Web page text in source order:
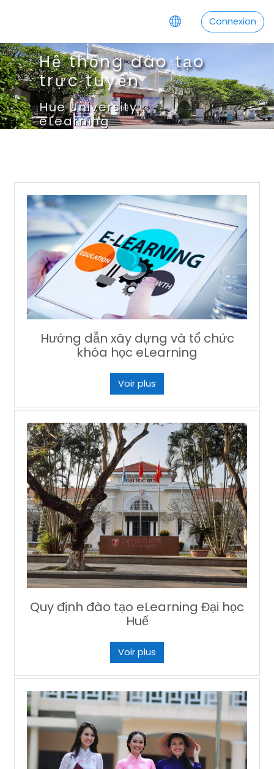
Connexion
Hệ thống đào tạo
trực tuyến
Hue University
eLearning
Hướng dẫn xây dựng và tổ chức
khóa học eLearning
Voir plus
Quy định đào tạo eLearning Đại học
Huế
Voir plus